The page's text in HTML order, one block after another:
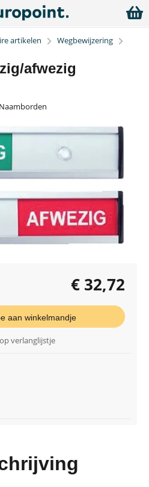
artikelen
Wegbewijzering
afwezig
€ 32,72
aan winkelmandje
verlanglijstje